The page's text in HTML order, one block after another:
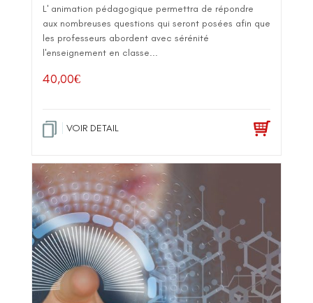
L' animation pédagogique permettra de répondre
aux nombreuses questions qui seront posées afin que
les professeurs abordent avec sérénité
l'enseignement en classe...
40,00€
VOIR DETAIL